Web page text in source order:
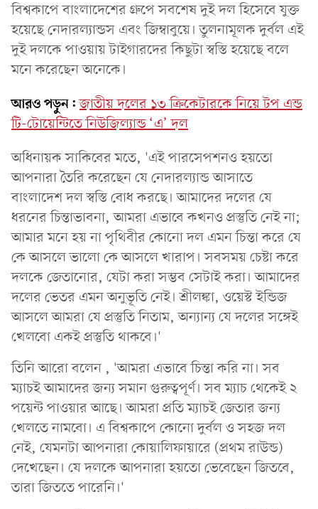
বিশ্বকাপে বাংলাদেশের গ্রুপে সবশেষ দুই দল হিসেবে যুক্ত
হয়েছে নেদারল্যান্ডস এবং জিম্বাবুয়ে। তুলনামূলক দুর্বল এই
দুই দলকে পাওয়ায় টাইগারদের কিছুটা স্বস্তি হয়েছে বলে
মনে করেছেন অনেকে।
আরও পড়ুন: জাতীয় দলের ১৩ ক্রিকেটারকে নিয়ে টপ এন্ড
টি-টোয়েন্টিতে নিউজিল্যান্ড ‘এ’ দল
অধিনায়ক সাকিবের মতে, 'এই পারসেপশনও হয়তো
আপনারা তৈরি করেছেন যে নেদারল্যান্ড আসাতে
বাংলাদেশ দল স্বস্তি বোধ করছে। আমাদের দলের যে
ধরনের চিন্তাভাবনা, আমরা এভাবে কখনও প্রস্তুতি নেই না;
আমার মনে হয় না পৃথিবীর কোনো দল এমন চিন্তা করে যে
কে আসলে ভালো কে আসলে খারাপ। সবসময় চেষ্টা করে
দলকে জেতানোর, যেটা করা সম্ভব সেটাই করা। আমাদের
দলের ভেতর এমন অনুভূতি নেই। শ্রীলঙ্কা, ওয়েস্ট ইন্ডিজ
আসলে আমরা যে প্রস্তুতি নিতাম, অন্যান্য যে দলের সঙ্গেই
খেলবো একই প্রস্তুতি থাকবে।'
তিনি আরো বলেন , 'আমরা এভাবে চিন্তা করি না। সব
ম্যাচই আমাদের জন্য সমান গুরুত্বপূর্ণ। সব ম্যাচ থেকেই ২
পয়েন্ট পাওয়ার আছে। আমরা প্রতি ম্যাচই জেতার জন্য
খেলতে নামবো। এ বিশ্বকাপে কোনো দুর্বল ও সহজ দল
নেই, যেমনটা আপনারা কোয়ালিফায়ারে (প্রথম রাউন্ড)
দেখেছেন। যে দলকে আপনারা হয়তো ভেবেছেন জিতবে,
তারা জিততে পারেনি।'